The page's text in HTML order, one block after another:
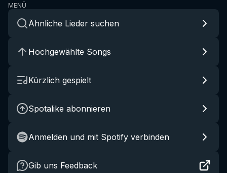
MENÜ
Ähnliche Lieder suchen
Hochgewählte Songs
Kürzlich gespielt
Spotalike abonnieren
Anmelden und mit Spotify verbinden
Gib uns Feedback